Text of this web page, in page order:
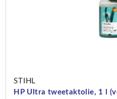
STIHL
HP Ultra tweetaktolie, 1 l